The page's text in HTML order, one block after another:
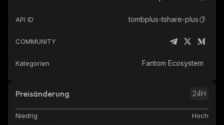
API ID tombplus-tshare-plus
COMMUNITY
Kategorien Fantom Ecosystem
Preisänderung 24H
Niedrig Hoch